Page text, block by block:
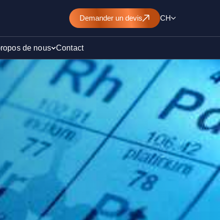
Demander un devis CH
de
de nous Contact